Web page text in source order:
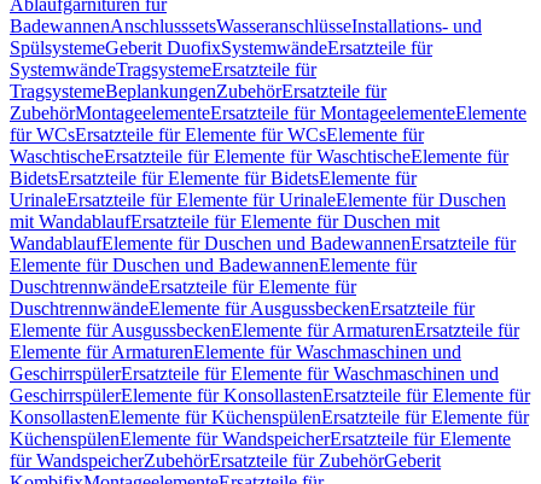
Ablaufgarnituren für
BadewannenAnschlusssetsWasseranschlüsseInstallations- und
SpülsystemeGeberit DuofixSystemwändeErsatzteile für
SystemwändeTragsystemeErsatzteile für
TragsystemeBeplankungenZubehörErsatzteile für
ZubehörMontageelementeErsatzteile für MontageelementeElemente
für WCsErsatzteile für Elemente für WCsElemente für
WaschtischeErsatzteile für Elemente für WaschtischeElemente für
BidetsErsatzteile für Elemente für BidetsElemente für
UrinaleErsatzteile für Elemente für UrinaleElemente für Duschen
mit WandablaufErsatzteile für Elemente für Duschen mit
WandablaufElemente für Duschen und BadewannenErsatzteile für
Elemente für Duschen und BadewannenElemente für
DuschtrennwändeErsatzteile für Elemente für
DuschtrennwändeElemente für AusgussbeckenErsatzteile für
Elemente für AusgussbeckenElemente für ArmaturenErsatzteile für
Elemente für ArmaturenElemente für Waschmaschinen und
GeschirrspülerErsatzteile für Elemente für Waschmaschinen und
GeschirrspülerElemente für KonsollastenErsatzteile für Elemente für
KonsollastenElemente für KüchenspülenErsatzteile für Elemente für
KüchenspülenElemente für WandspeicherErsatzteile für Elemente
für WandspeicherZubehörErsatzteile für ZubehörGeberit